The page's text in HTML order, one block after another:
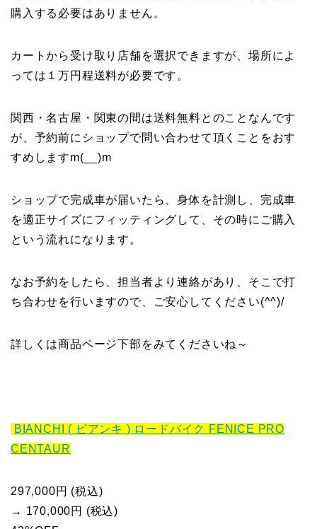
購入する必要はありません。
カートから受け取り店舗を選択できますが、場所によ
っては１万円程送料が必要です。
関西・名古屋・関東の間は送料無料とのことなんです
が、予約前にショップで問い合わせて頂くことをおす
すめしますm(__)m
ショップで完成車が届いたら、身体を計測し、完成車
を適正サイズにフィッティングして、その時にご購入
という流れになります。
なお予約をしたら、担当者より連絡があり、そこで打
ち合わせを行いますので、ご安心してください(^^)/
詳しくは商品ページ下部をみてくださいね～
BIANCHI ( ビアンキ ) ロードバイク FENICE PRO
CENTAUR
297,000円 (税込)
→ 170,000円 (税込)